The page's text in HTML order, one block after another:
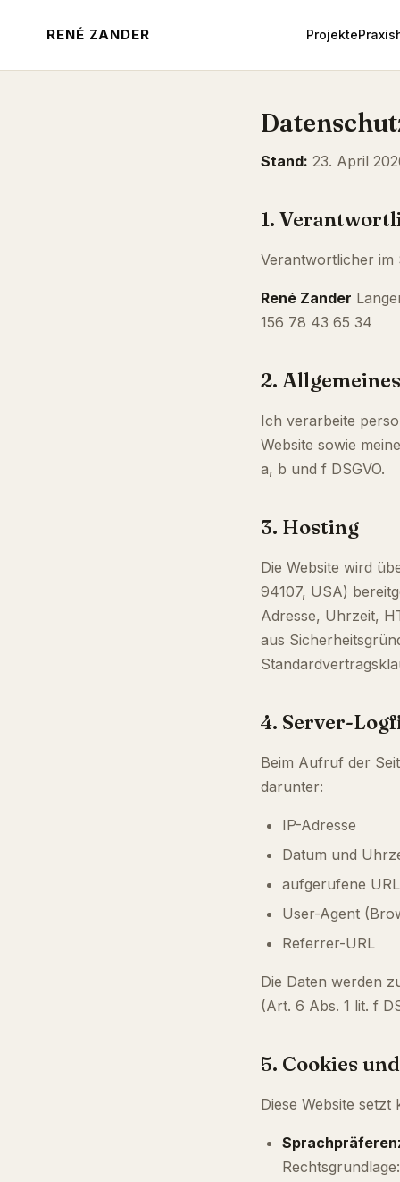
RENÉ ZANDER Projekte
Stand: 23. April
1.
Verantwortlicher im
René Zander
156 78 43 65 34
2.
Ich verarbeite
Website sowie
a, b und f DSGVO.
3. Hosting
Die Website wird
94107, USA)
Adresse, Uhrzeit,
aus
4. Server-
Beim Aufruf der
darunter:
IP-Adresse
Datum und
aufgerufene URL
User-Agent
Referrer-URL
Die Daten werden
(Art. 6 Abs. 1 lit. f
5. Cookies
Diese Website